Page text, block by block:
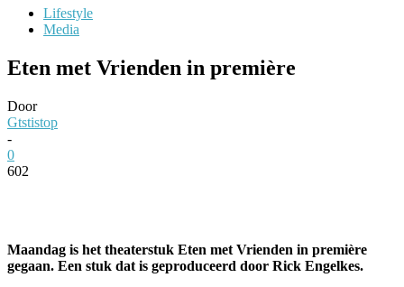
Lifestyle
Media
Eten met Vrienden in première
Door
Gtstistop
-
0
602
Maandag is het theaterstuk Eten met Vrienden in première
gegaan. Een stuk dat is geproduceerd door Rick Engelkes.